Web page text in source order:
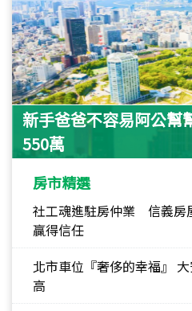
新手爸爸不容易阿公幫
550萬
房市精選
社工魂進駐房仲業 信義房
贏得信任
北市車位『奢侈的幸福』
高